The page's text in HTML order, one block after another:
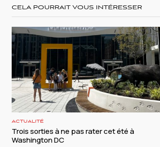
CELA POURRAIT VOUS INTÉRESSER
ACTUALITÉ
Trois sorties à ne pas rater cet été à
Washington DC